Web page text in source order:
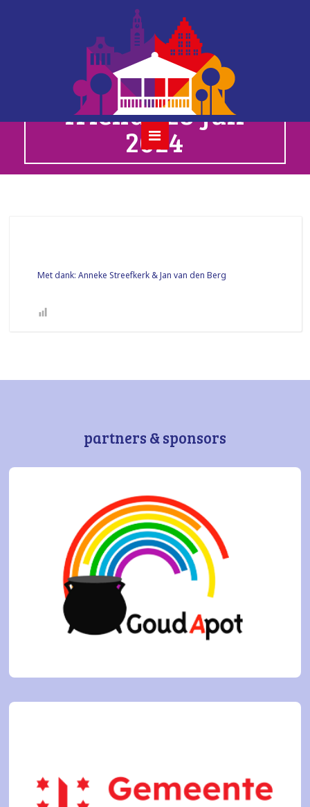
alexander
broussard &
friends 28 juli
2024
Met dank: Anneke Streefkerk & Jan van den Berg
partners & sponsors